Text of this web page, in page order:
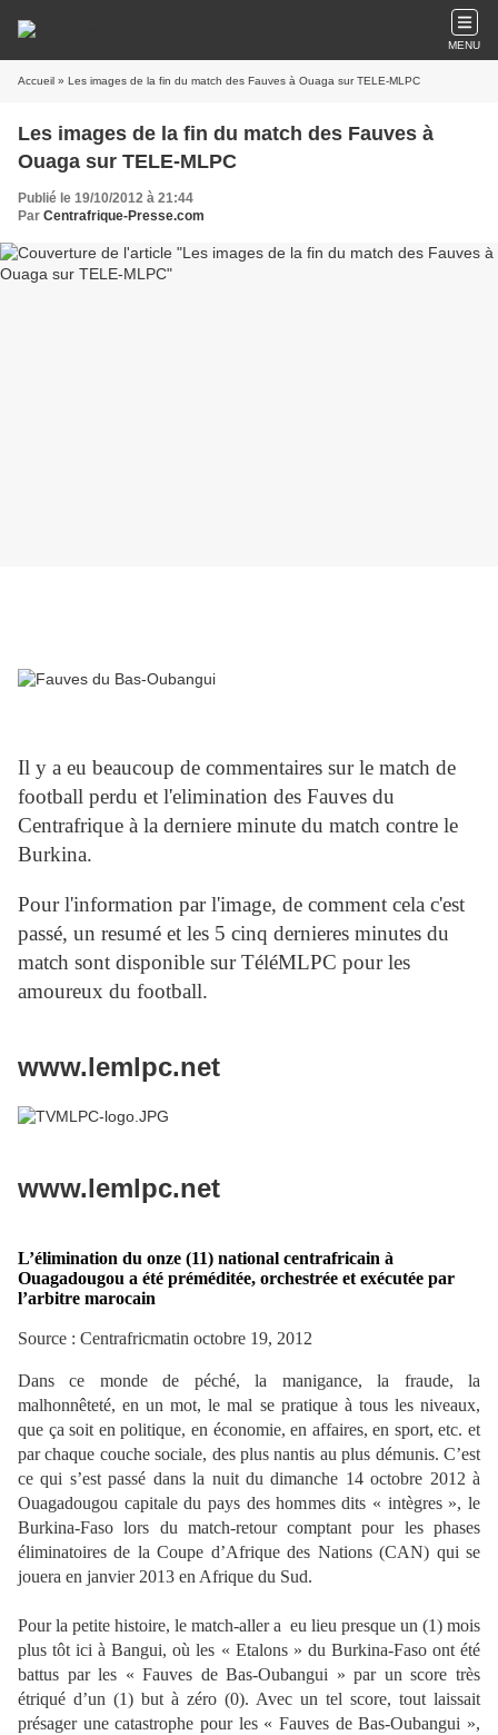
MENU
Accueil » Les images de la fin du match des Fauves à Ouaga sur TELE-MLPC
Les images de la fin du match des Fauves à
Ouaga sur TELE-MLPC
Publié le 19/10/2012 à 21:44
Par Centrafrique-Presse.com
Il y a eu beaucoup de commentaires sur le match de
football perdu et l'elimination des Fauves du
Centrafrique à la derniere minute du match contre le
Burkina.
Pour l'information par l'image, de comment cela c'est
passé, un resumé et les 5 cinq dernieres minutes du
match sont disponible sur TéléMLPC pour les
amoureux du football.
www.lemlpc.net
www.lemlpc.net
L’élimination du onze (11) national centrafricain à
Ouagadougou a été préméditée, orchestrée et exécutée par
l’arbitre marocain
Source : Centrafricmatin octobre 19, 2012
Dans ce monde de péché, la manigance, la fraude, la
malhonnêteté, en un mot, le mal se pratique à tous les niveaux,
que ça soit en politique, en économie, en affaires, en sport, etc. et
par chaque couche sociale, des plus nantis au plus démunis. C’est
ce qui s’est passé dans la nuit du dimanche 14 octobre 2012 à
Ouagadougou capitale du pays des hommes dits « intègres », le
Burkina-Faso lors du match-retour comptant pour les phases
éliminatoires de la Coupe d’Afrique des Nations (CAN) qui se
jouera en janvier 2013 en Afrique du Sud.
Pour la petite histoire, le match-aller a eu lieu presque un (1) mois
plus tôt ici à Bangui, où les « Etalons » du Burkina-Faso ont été
battus par les « Fauves de Bas-Oubangui » par un score très
étriqué d’un (1) but à zéro (0). Avec un tel score, tout laissait
présager une catastrophe pour les « Fauves de Bas-Oubangui »,